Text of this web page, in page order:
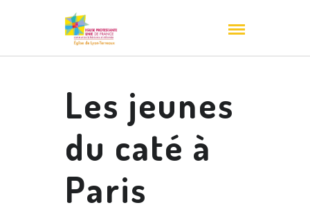
Les jeunes
du caté à
Paris